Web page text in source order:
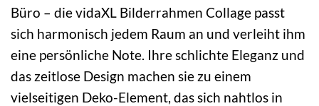
Büro – die vidaXL Bilderrahmen Collage passt
sich harmonisch jedem Raum an und verleiht ihm
eine persönliche Note. Ihre schlichte Eleganz und
das zeitlose Design machen sie zu einem
vielseitigen Deko-Element, das sich nahtlos in